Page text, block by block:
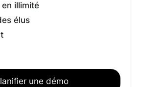
illimité
élus
une démo